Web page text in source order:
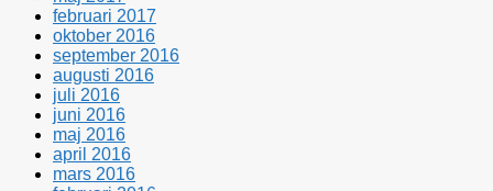
februari 2017
oktober 2016
september 2016
augusti 2016
juli 2016
juni 2016
maj 2016
april 2016
mars 2016